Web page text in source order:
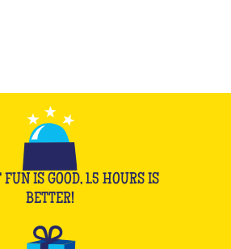
FUN IS GOOD, 1.5 HOURS IS
BETTER!